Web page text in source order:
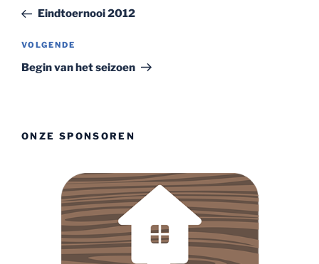
bericht
Eindtoernooi 2012
Volgend
bericht
VOLGENDE
Begin van het seizoen
ONZE SPONSOREN